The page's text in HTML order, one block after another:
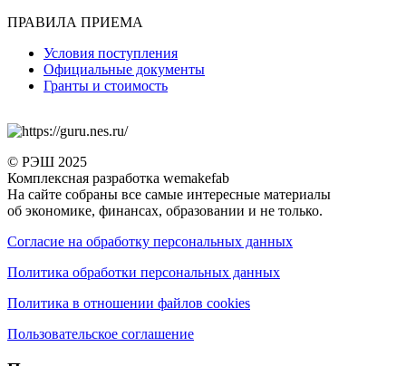
ПРАВИЛА ПРИЕМА
Условия поступления
Официальные документы
Гранты и стоимость
© РЭШ 2025
Комплексная разработка wemakefab
На сайте собраны все самые интересные материалы
об экономике, финансах, образовании и не только.
Согласие на обработку персональных данных
Политика обработки персональных данных
Политика в отношении файлов cookies
Пользовательское соглашение